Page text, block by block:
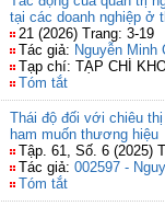
tại các doanh nghiệp ở
21 (2026) Trang: 3-19
Tác giả: Nguyễn Minh
Tạp chí: TẠP CHÍ
Tóm tắt
Thái độ đối với chiêu
ham muốn thương hiệu
Tập. 61, Số. 6 (2025)
Tác giả: 002597 -
Tóm tắt